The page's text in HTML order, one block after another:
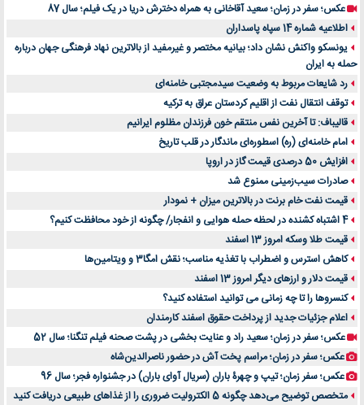
عکس؛ سفر در زمان؛ سعید آقاخانی به همراه دخترش دریا در یک فیلم؛ سال 87
اطلاعیه شماره 14 سپاه پاسداران
یونسکو واکنش نشان داد؛ بیانیه مختصر و غیرمفید از بالاترین نهاد فرهنگی جهان درباره
حمله به ایران
رد شایعات مربوط به وضعیت سیدمجتبی خامنه‌ای
توقف انتقال نفت از اقلیم کردستان عراق به ترکیه
قالیباف: تا آخرین نفس منتقم خون فرزندان مظلوم ایرانیم
امام خامنه‌ای (ره) اسطوره‌ای ماندگار در قلب تاریخ
افزایش 50 درصدی قیمت گاز در اروپا
صادرات سیب‌زمینی ممنوع شد
قیمت نفت خام برنت در بالاترین میزان + نمودار
4 اشتباه کشنده در لحظه حمله هوایی و انفجار/ چگونه از خود محافظت کنیم؟
قیمت طلا وسکه امروز 13 اسفند
کاهش استرس و اضطراب با تغذیه مناسب؛ نقش امگا3 و ویتامین‌ها
قیمت دلار و ارزهای دیگر امروز 13 اسفند
کنسروها را تا چه زمانی می توانید استفاده کنید؟
اعلام جزئیات جدید از پرداخت حقوق اسفند کارمندان
عکس؛ سفر در زمان؛ سعید راد و عنایت بخشی در پشت صحنه فیلم تنگنا؛ سال 52
عکس؛ سفر در زمان؛ مراسم پخت آش در حضور ناصرالدین‌شاه
عکس؛ سفر زمان؛ تیپ و چهرۀ باران (سریال آوای باران) در جشنواره فجر؛ سال 96
متخصص توضیح می‌دهد چگونه 5 الکترولیت ضروری را از غذاهای طبیعی دریافت کنید